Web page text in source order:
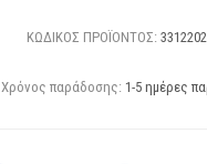
ΚΩΔΙΚΟΣ ΠΡΟΪΟΝΤΟΣ:
Χρόνος παράδοσης: 1-5 ημέρες